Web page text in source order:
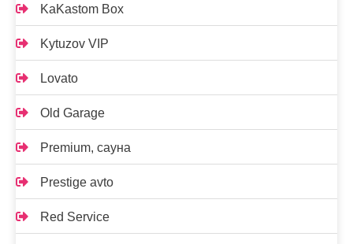
KaKastom Box
Kytuzov VIP
Lovato
Old Garage
Premium, сауна
Prestige avto
Red Service